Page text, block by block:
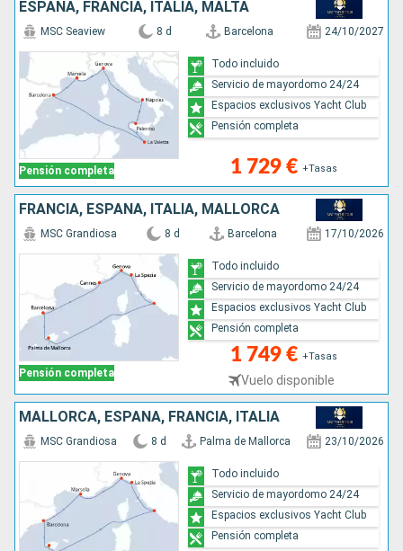
ESPAÑA, FRANCIA, ITALIA, MALTA
Pensión completa
MSC Seaview 8 d Barcelona 24/10/2027
1 729 € +Tasas
Todo incluido
Servicio de mayordomo 24/24
Espacios exclusivos Yacht Club
Pensión completa
FRANCIA, ESPAÑA, ITALIA, MALLORCA
Pensión completa
MSC Grandiosa 8 d Barcelona 17/10/2026
1 749 € +Tasas
Vuelo disponible
Todo incluido
Servicio de mayordomo 24/24
Espacios exclusivos Yacht Club
Pensión completa
MALLORCA, ESPAÑA, FRANCIA, ITALIA
MSC Grandiosa 8 d Palma de Mallorca 23/10/2026
Todo incluido
Servicio de mayordomo 24/24
Espacios exclusivos Yacht Club
Pensión completa